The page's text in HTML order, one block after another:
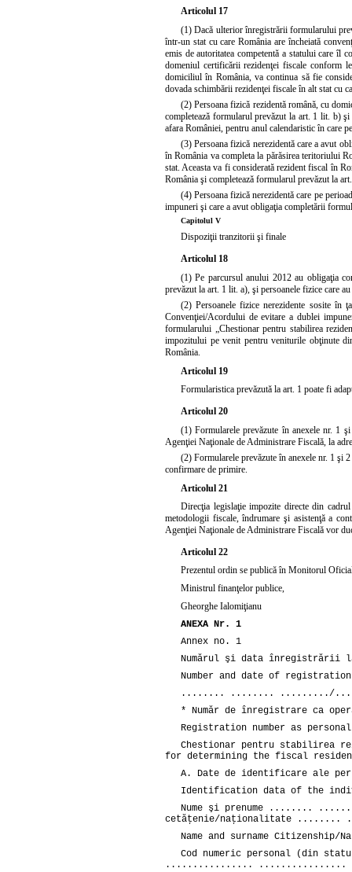
Articolul 17
(1) Dacă ulterior înregistrării formularului
într-un stat cu care România are încheiată
emis de autoritatea competentă a statului care îl
domeniul certificării rezidenţei fiscale conform
domiciliul în România, va continua să fie
dovada schimbării rezidenţei fiscale în alt stat cu
(2) Persoana fizică rezidentă română, cu
completează formularul prevăzut la art. 1 lit. b)
afara României, pentru anul calendaristic în care
(3) Persoana fizică nerezidentă care a avut
în România va completa la părăsirea teritoriului
stat. Aceasta va fi considerată rezident fiscal în
România şi completează formularul prevăzut la
(4) Persoana fizică nerezidentă care pe
impuneri şi care a avut obligaţia completării
Capitolul V
Dispoziţii tranzitorii şi finale
Articolul 18
(1) Pe parcursul anului 2012 au obligaţia
prevăzut la art. 1 lit. a), şi persoanele fizice care
(2) Persoanele fizice nerezidente sosite în
Convenţiei/Acordului de evitare a dublei
formularului „Chestionar pentru stabilirea
impozitului pe venit pentru veniturile obţinute
România.
Articolul 19
Formularistica prevăzută la art. 1 poate fi
Articolul 20
(1) Formularele prevăzute în anexele nr. 1
Agenţiei Naţionale de Administrare Fiscală, la
(2) Formularele prevăzute în anexele nr. 1 şi
confirmare de primire.
Articolul 21
Direcţia legislaţie impozite directe din
metodologii fiscale, îndrumare şi asistenţă a
Agenţiei Naţionale de Administrare Fiscală vor
Articolul 22
Prezentul ordin se publică în Monitorul
Ministrul finanţelor publice,
Gheorghe Ialomiţianu
ANEXA Nr. 1
Annex no. 1
Numărul şi data înregistrării
Number and date of
........ ........ ........./
* Număr de înregistrare ca
Registration number as
Chestionar pentru stabilirea
for determining the fiscal
A. Date de identificare ale
Identification data of the
Nume şi prenume
cetăţenie/naţionalitate
Name and surname Citizenship/
Cod numeric personal
................